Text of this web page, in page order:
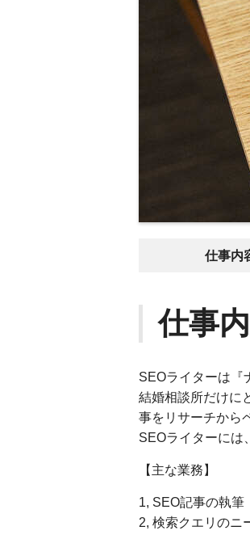
仕事内
仕事
SEOライターは『
結婚相談所だけに
事をリサーチから
SEOライターには
【主な業務】
1, SEO記事の執筆
2, 検索クエリのニ